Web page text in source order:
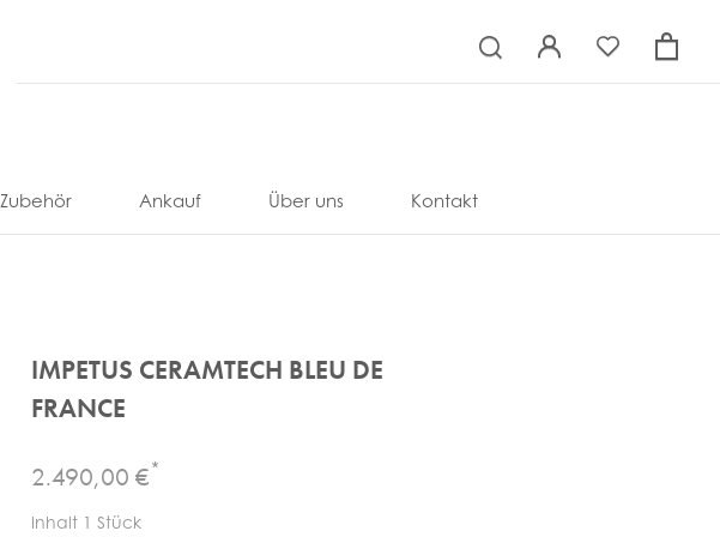
×
Zubehör
Uhrenarmbänder
Uhrenbeweger
Uhrenbox
& -Etui
Ankauf Über uns Kontakt
IMPETUS CERAMTECH BLEU DE
FRANCE
2.490,00 €*
Inhalt 1Stück